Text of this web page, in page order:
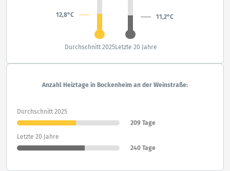
12,8°C 11,2°C
Durchschnitt 2025Letzte 20 Jahre
Anzahl Heiztage in Bockenheim an der Weinstraße:
Durchschnitt 2025
209 Tage
Letzte 20 Jahre
240 Tage